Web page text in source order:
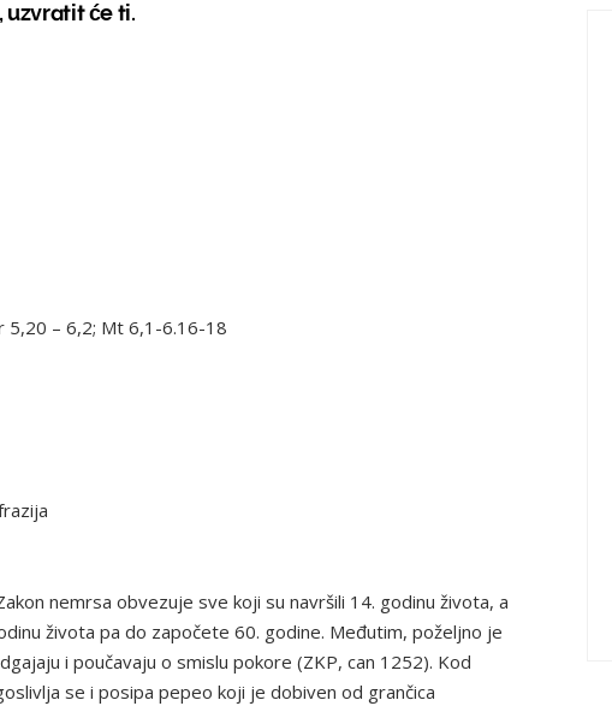
uzvratit će ti.
5,20 – 6,2; Mt 6,1-6.16-18
nemrsa obvezuje sve koji su navršili 14. godinu života, a
života pa do započete 60. godine. Međutim, poželjno je
i poučavaju o smislu pokore (ZKP, can 1252). Kod
se i posipa pepeo koji je dobiven od grančica